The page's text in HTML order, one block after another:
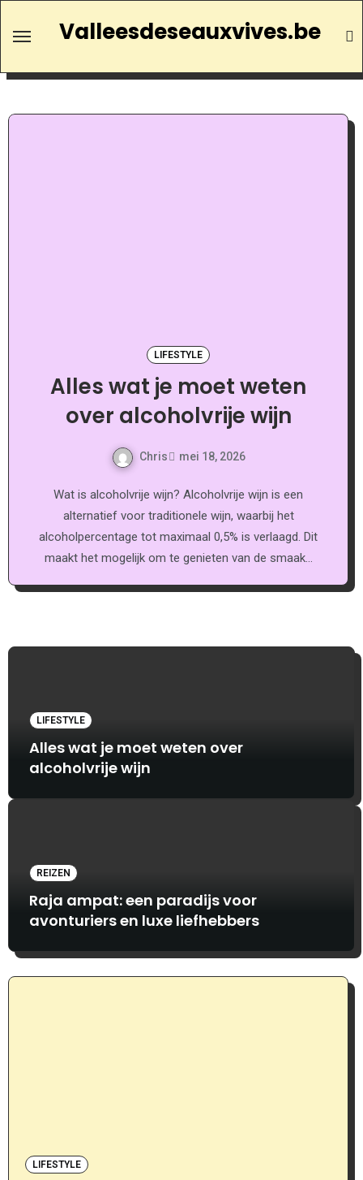
Valleesdeseauxvives.be
LIFESTYLE
Alles wat je moet weten
over alcoholvrije wijn
Chris mei 18, 2026
Wat is alcoholvrije wijn? Alcoholvrije wijn is een
alternatief voor traditionele wijn, waarbij het
alcoholpercentage tot maximaal 0,5% is verlaagd. Dit
maakt het mogelijk om te genieten van de smaak…
LIFESTYLE
Alles wat je moet weten over
alcoholvrije wijn
REIZEN
Raja ampat: een paradijs voor
avonturiers en luxe liefhebbers
LIFESTYLE